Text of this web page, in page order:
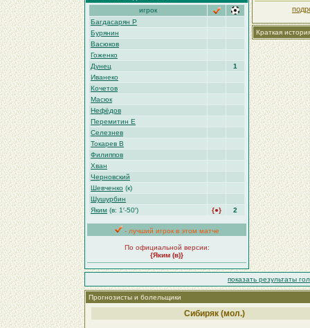
игрок
Багдасарян Р
Бурянин
Васюков
Гоженко
Дунец
1
Иванеко
Кочетов
Масюк
Нефёдов
Перемитин Е
Селезнев
Токарев В
Филиппов
Хван
Черновский
Шевченко (к)
Шушурбин
Яким (в: 1′-50′) {●} 2
- лучший игрок в этом матче
По официальной версии:
{Яким (в)}
Краткая
показать результаты
Прогнозисты и болельщики
Сибиряк (мол.)